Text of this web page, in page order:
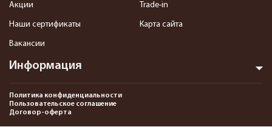
Информация
Акции
Наши сертификаты
Вакансии
Trade-in
Карта сайта
Политика конфиденциальности
Пользовательское соглашение
Договор-оферта